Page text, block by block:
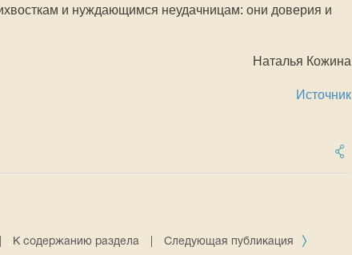
и нуждающимся неудачницам: они доверия и
Наталья Кожина
Источник
К содержанию раздела Следующая публикация